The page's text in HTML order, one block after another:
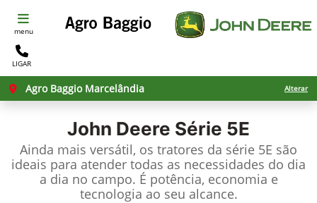
menu
LIGAR
Agro Baggio Marcelândia Alterar
John Deere Série 5E
Ainda mais versátil, os tratores da série 5E são
ideais para atender todas as necessidades do dia
a dia no campo. É potência, economia e
tecnologia ao seu alcance.